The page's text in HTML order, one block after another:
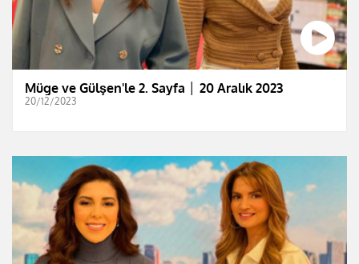
Müge ve Gülşen'le 2. Sayfa │ 20 Aralık 2023
20/12/2023